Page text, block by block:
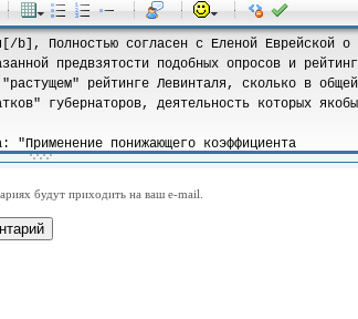
-
-
-
-
-
-
-
-
-
-
-
-
-
-
-
-
-
-
-
-
-
-
-
-
-
-
-
-
-
-
-
-
-
-
-
-
будут приходить на ваш e-mail.